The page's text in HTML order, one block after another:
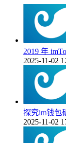
2019 年
2025-11-02
探究im钱包
2025-11-02